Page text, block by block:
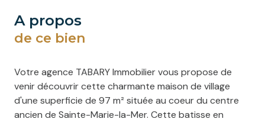
a propos
de ce bien
Votre agence TABARY Immobilier vous propose de
venir découvrir cette charmante maison de village
d'une superficie de 97 m² située au coeur du centre
ancien de Sainte-Marie-la-Mer. Cette batisse en